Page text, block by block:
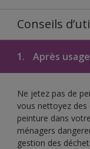
Conseils
1. Après usage
Ne jetez pas de
vous nettoyez des
peinture dans
ménagers
gestion des